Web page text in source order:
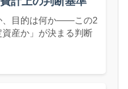
、目的は何か——この2
産か」が決まる判断